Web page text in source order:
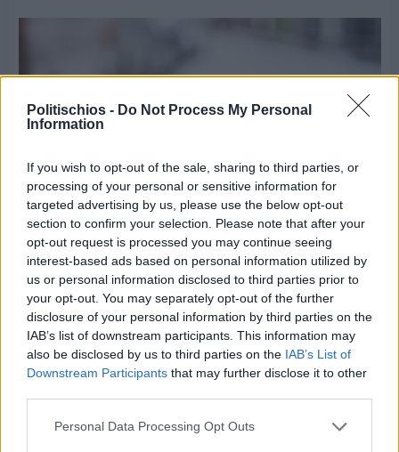
Politischios - Do Not Process My Personal
Information
If you wish to opt-out of the sale, sharing to third parties, or
processing of your personal or sensitive information for
targeted advertising by us, please use the below opt-out
section to confirm your selection. Please note that after your
opt-out request is processed you may continue seeing
interest-based ads based on personal information utilized by
us or personal information disclosed to third parties prior to
your opt-out. You may separately opt-out of the further
disclosure of your personal information by third parties on the
IAB’s list of downstream participants. This information may
also be disclosed by us to third parties on the IAB’s List of
Downstream Participants that may further disclose it to other
Personal Data Processing Opt Outs
Πριν 9 ημέρες
Εργασίες ασφαλτόστρωσης σε τρεις οδούς του
Βαρβασίου